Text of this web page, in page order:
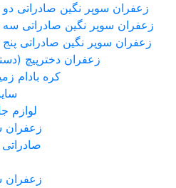
زعفران سوپر نگین صادراتی دو
زعفران سوپر نگین صادراتی سه
زعفران سوپر نگین صادراتی پنج
زعفران دخترپیچ
کره بادام
لوازم
زعفران
زعفران